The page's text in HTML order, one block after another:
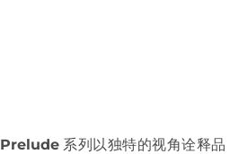
Prelude系列以独特的视角诠释品